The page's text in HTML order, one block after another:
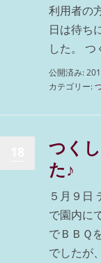
利用者の
日は待ち
した。
公開済み:
カテゴリー:
つく
た♪
５月９日
で園内に
でＢＢＱ
でしたが